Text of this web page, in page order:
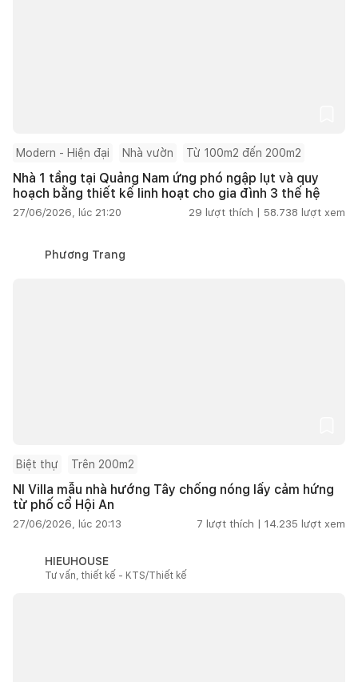
Modern - Hiện đại Nhà vườn Từ 100m2 đến 200m2
Nhà 1 tầng tại Quảng Nam ứng phó ngập lụt và quy
hoạch bằng thiết kế linh hoạt cho gia đình 3 thế hệ
27/06/2026, lúc 21:20 29 lượt thích | 58.738 lượt xem
Phương Trang
Biệt thự Trên 200m2
NI Villa mẫu nhà hướng Tây chống nóng lấy cảm hứng
từ phố cổ Hội An
27/06/2026, lúc 20:13 7 lượt thích | 14.235 lượt xem
HIEUHOUSE
Tư vấn, thiết kế - KTS/Thiết kế